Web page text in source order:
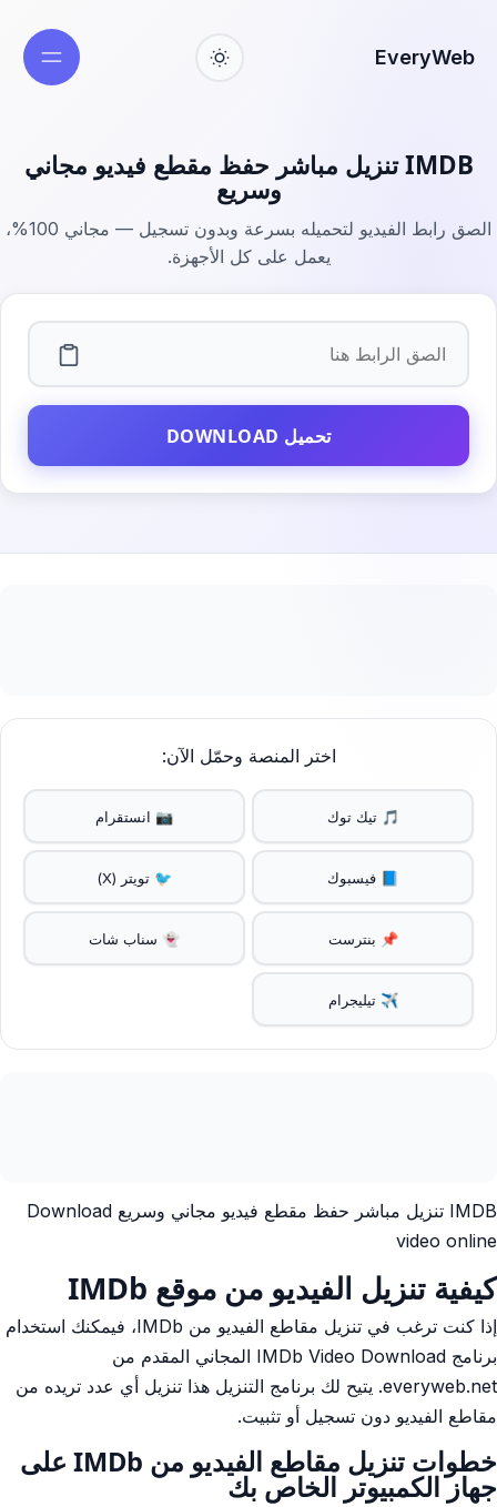
EveryWeb
IMDB تنزيل مباشر حفظ مقطع فيديو مجاني
وسريع
الصق رابط الفيديو لتحميله بسرعة وبدون تسجيل — مجاني 100%،
يعمل على كل الأجهزة.
رابط الفيديو
تحميل DOWNLOAD
اختر المنصة وحمّل الآن:
🎵 تيك توك 📷 انستقرام
📘 فيسبوك 🐦 تويتر (X)
📌 بنترست 👻 سناب شات
✈️ تيليجرام
IMDB تنزيل مباشر حفظ مقطع فيديو مجاني وسريع Download
video online
كيفية تنزيل الفيديو من موقع IMDb
إذا كنت ترغب في تنزيل مقاطع الفيديو من IMDb، فيمكنك استخدام
برنامج IMDb Video Download المجاني المقدم من
everyweb.net. يتيح لك برنامج التنزيل هذا تنزيل أي عدد تريده من
مقاطع الفيديو دون تسجيل أو تثبيت.
خطوات تنزيل مقاطع الفيديو من IMDb على
جهاز الكمبيوتر الخاص بك